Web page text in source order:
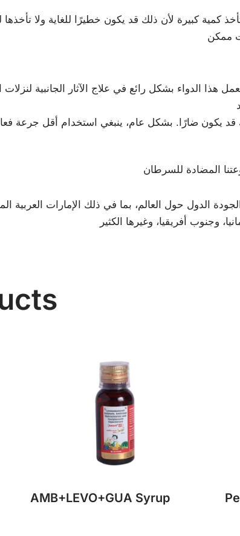
كمية كبيرة لأن ذلك قد يكون خطيرًا للغاية ولا تأخذها
بشكل رائع في علاج الآثار الجانبية لنزلات
قد يكون ضارًا. بشكل عام، ينبغي استخدام أقل جرعة
المضادة للسرطان
الدول حول العالم، بما في ذلك الإمارات العربية
AMB+LEVO+GUA Syrup